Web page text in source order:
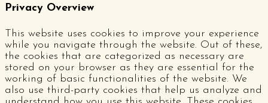
Privacy Overview
This website uses cookies to improve your experience
while you navigate through the website. Out of these,
the cookies that are categorized as necessary are
stored on your browser as they are essential for the
working of basic functionalities of the website. We
also use third-party cookies that help us analyze and